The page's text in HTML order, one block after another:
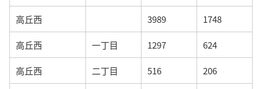
高丘西 3989 1748
高丘西 一丁目 1297 624
高丘西 二丁目 516 206